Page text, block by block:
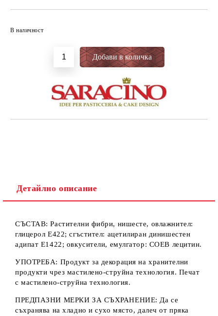
В наличност
Детайлно описание
СЪСТАВ: Растителни фибри, нишесте, овлажнител:
глицерол Е422; сгъстител: ацетилиран динишестен
адипат Е1422; овкусители, емулгатор: СОЕВ лецитин.
УПОТРЕБА: Продукт за декорация на хранителни
продукти чрез мастилено-струйна технология. Печат
с мастилено-струйна технология.
ПРЕДПАЗНИ МЕРКИ ЗА СЪХРАНЕНИЕ: Да се
съхранява на хладно и сухо място, далеч от пряка